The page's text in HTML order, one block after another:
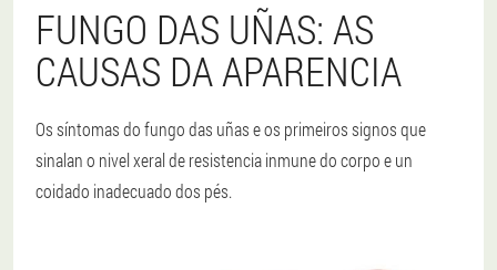
FUNGO DAS UÑAS: AS
CAUSAS DA APARENCIA
Os síntomas do fungo das uñas e os primeiros signos que
sinalan o nivel xeral de resistencia inmune do corpo e un
coidado inadecuado dos pés.